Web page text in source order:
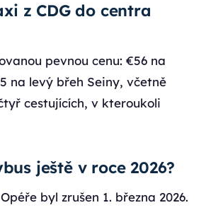
z CDG do centra
pevnou cenu: €56 na
na levý břeh Seiny, včetně
cestujících, v kteroukoli
ještě v roce 2026?
byl zrušen 1. března 2026.